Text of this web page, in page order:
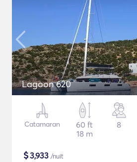
Lagoon 620
Catamaran
60 ft
18 m
8
$3,933 /nuit